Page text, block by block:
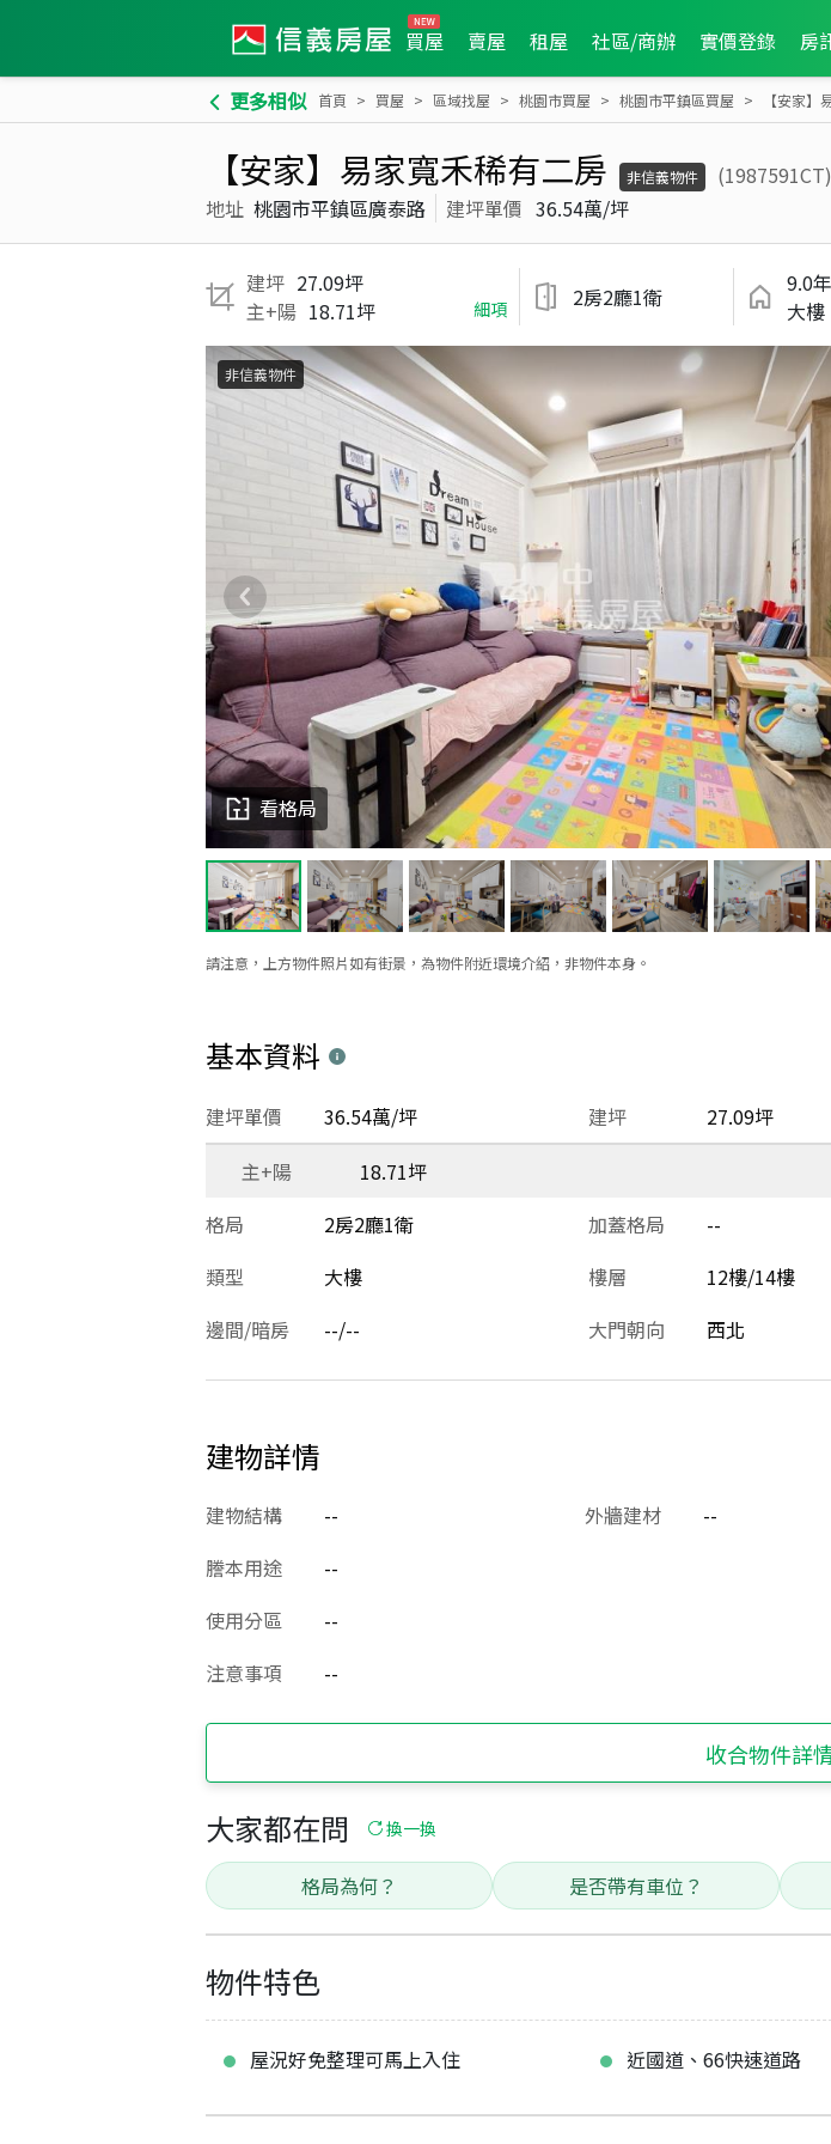
買屋 賣屋 租屋 社區/商辦 實價登錄 房
更多相似 首頁 買屋 區域找屋 桃園市買屋 桃園市平鎮區買屋 【安家】
【安家】易家寬禾稀有二房 非信義物件
(1987591CT)
地址 桃園市平鎮區廣泰路 建坪單價 36.54萬/坪
建坪 27.09坪
主+陽 18.71坪 細項 2房2廳1衛
9.0年
大樓
請注意，上方物件照片如有街景，為物件附近環境介紹，非物件本身。
看格局
非信義物件
基本資料
建坪 27.09坪
建坪單價 36.54萬/坪
主+陽
18.71坪
格局
2房2廳1衛 加蓋格局 --
類型
大樓 樓層 12樓/14樓
邊間/暗房
--/-- 大門朝向 西北
建物詳情
建物結構 -- 外牆建材 --
謄本用途
--
使用分區
--
注意事項
--
收合物件詳
大家都在問 換一換
格局為何？ 是否帶有車位？
物件特色
屋況好免整理可馬上入住 近國道、66快速道路